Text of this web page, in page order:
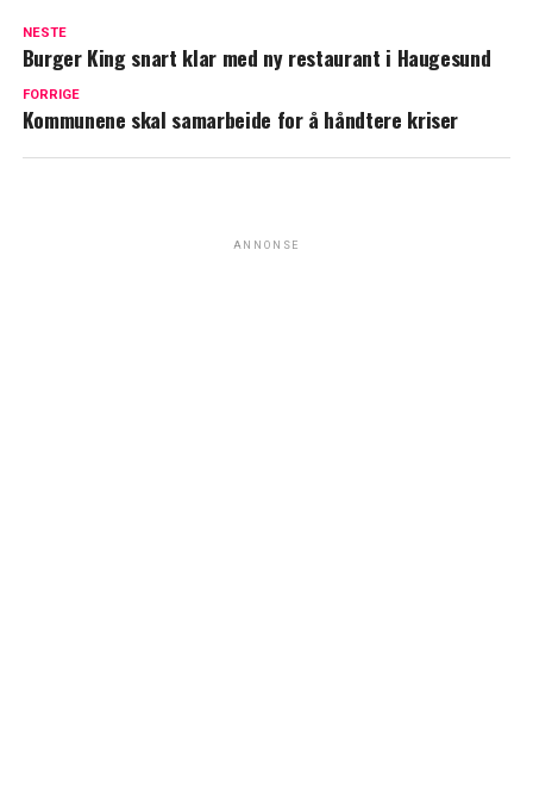
NESTE
Burger King snart klar med ny restaurant i Haugesund
FORRIGE
Kommunene skal samarbeide for å håndtere kriser
ANNONSE